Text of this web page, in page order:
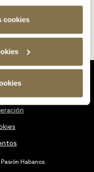
cookies
Habanos.